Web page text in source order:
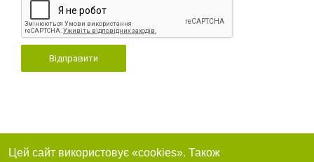
Відправити
Цей сайт використовує «cookies». Також